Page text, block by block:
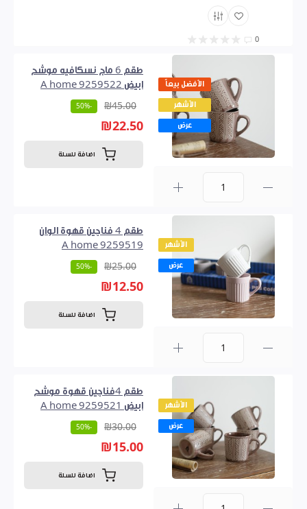
0
الأفضل بيعاً
الأشهر
عرض
طقم 6 ماج نسكافيه موشح
ابيض 9259522 A home
₪45.00
-50%
₪22.50
اضافة للسلة
الأشهر
عرض
طقم 4 فناجين قهوة الوان
9259519 A home
₪25.00
-50%
₪12.50
اضافة للسلة
الأشهر
عرض
طقم 4فناجين قهوة موشح
ابيض 9259521 A home
₪30.00
-50%
₪15.00
اضافة للسلة